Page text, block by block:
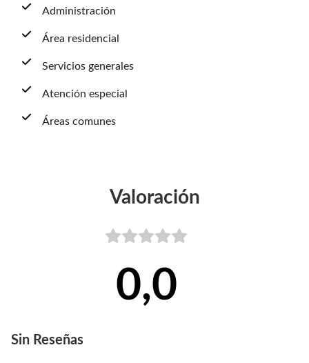
Administración
Área residencial
Servicios generales
Atención especial
Áreas comunes
Valoración
0,0
Sin Reseñas